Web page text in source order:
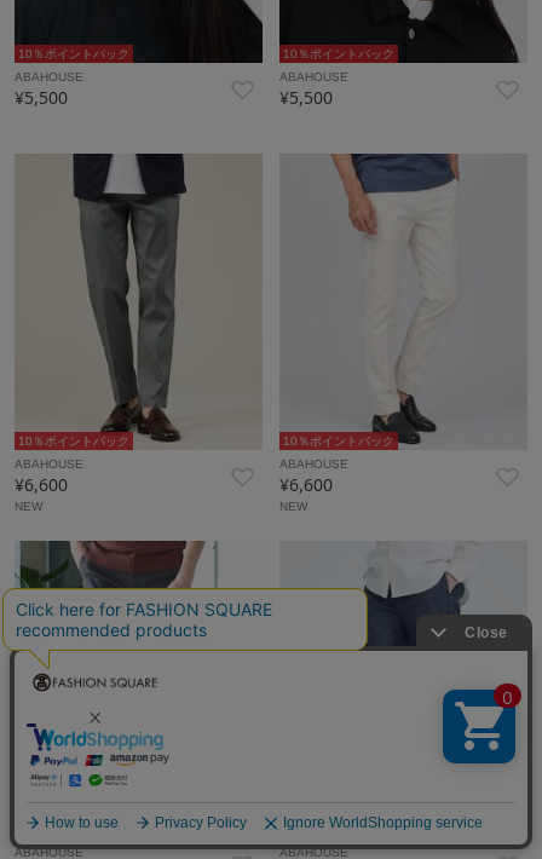
10％ポイントバック
ABAHOUSE
¥5,500
10％ポイントバック
ABAHOUSE
¥5,500
10％ポイントバック
ABAHOUSE
¥6,600
NEW
10％ポイントバック
ABAHOUSE
¥6,600
NEW
10％ポイントバック
ABAHOUSE
10％ポイントバック
ABAHOUSE